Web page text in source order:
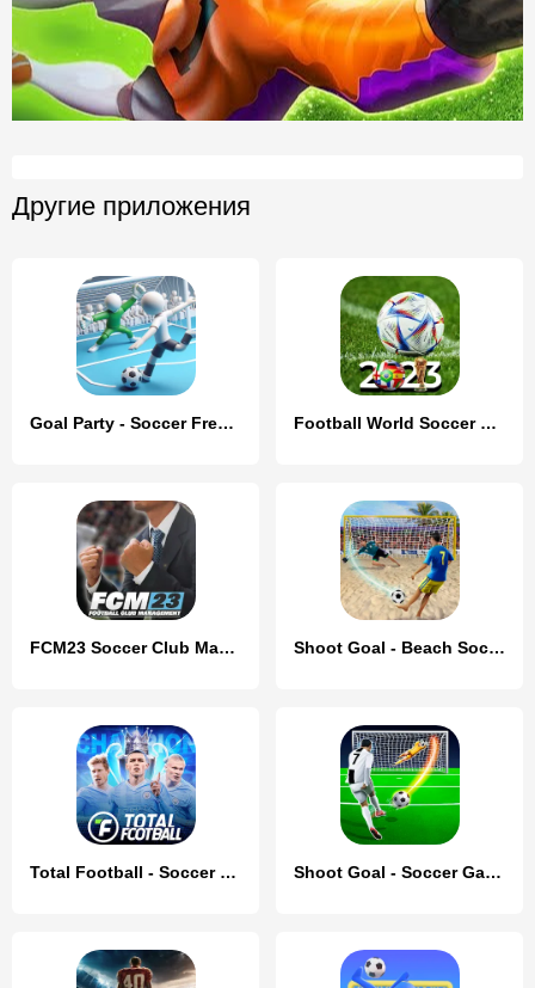
Другие приложения
Goal Party - Soccer Freekick Football World Soccer Cup 2023
FCM23 Soccer Club Management Shoot Goal - Beach Soccer Game
Total Football - Soccer Game Shoot Goal - Soccer Games 2022